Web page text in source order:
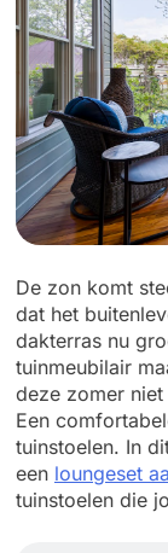
De zon komt
dat het
dakterras nu
tuinmeubilair
deze zomer
Een
tuinstoelen. In
een loungeset
tuinstoelen die